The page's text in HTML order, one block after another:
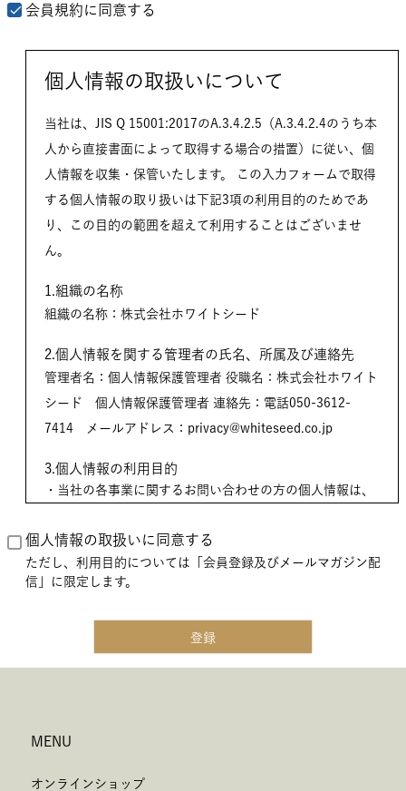
会員規約に同意する
個人情報の取扱いについて
当社は、JIS Q 15001:2017のA.3.4.2.5（A.3.4.2.4のうち本
人から直接書面によって取得する場合の措置）に従い、個
人情報を収集・保管いたします。 この入力フォームで取得
する個人情報の取り扱いは下記3項の利用目的のためであ
り、この目的の範囲を超えて利用することはございませ
ん。
1.組織の名称
組織の名称：株式会社ホワイトシード
2.個人情報を関する管理者の氏名、所属及び連絡先
管理者名：個人情報保護管理者 役職名：株式会社ホワイト
シード 個人情報保護管理者 連絡先：電話050-3612-
7414 メールアドレス：privacy@whiteseed.co.jp
3.個人情報の利用目的
当社の各事業に関するお問い合わせの方の個人情報は、
当社の会員登録のお客様の個人情報は、会員登録業務、
商品発送業務、関連するアフターサービス等で使用する
ため
法令に基づく場合
個人情報の取扱いに同意する
ただし、利用目的については「会員登録及びメールマガジン配
信」に限定します。
登録
MENU
オンラインショップ